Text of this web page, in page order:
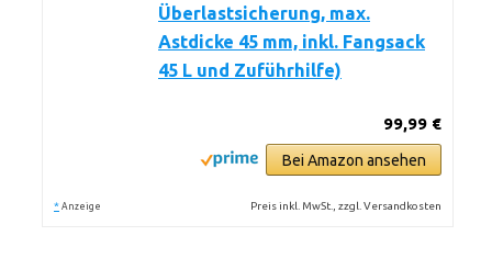
Überlastsicherung, max.
Astdicke 45 mm, inkl. Fangsack
45 L und Zuführhilfe)
99,99 €
Bei Amazon ansehen
* Anzeige Preis inkl. MwSt., zzgl. Versandkosten